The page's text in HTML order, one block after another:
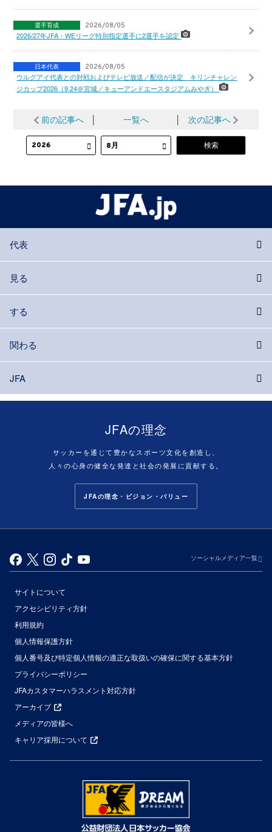
選手育成 2026/08/05
2026/27年JFA・WEリーグ特別指定選手に2選手を認定
日本代表 2026/08/05
ウルグアイ代表との対戦およびテレビ放送／配信が決定 キリンチャレン
ジカップ2026（9.24＠宮城／キューアンドエースタジアムみやぎ）
前の記事へ 一覧へ 次の記事へ
代表
見る
する
関わる
JFA
JFAの理念
サッカーを通じて豊かなスポーツ文化を創造し、
人々の心身の健全な発達と社会の発展に貢献する。
JFAの理念・ビジョン・バリュー
ソーシャルメディア一覧
サイトについて
アクセシビリティ方針
利用規約
個人情報保護方針
個人番号及び特定個人情報の適正な取扱いの確保に関する基本方針
プライバシーポリシー
JFAカスタマーハラスメント対応方針
アーカイブ
メディアの皆様へ
キャリア採用について